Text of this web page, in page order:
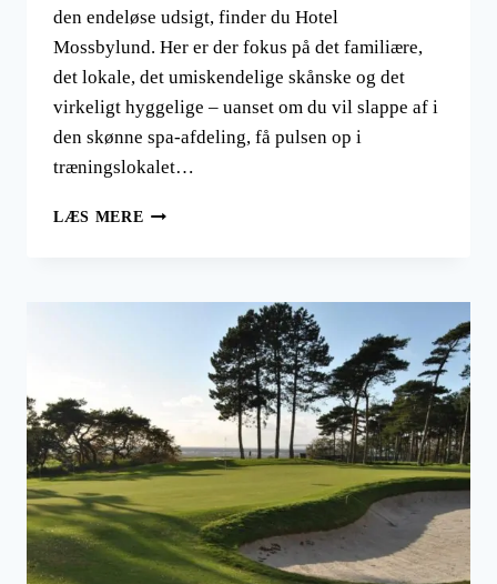
den endeløse udsigt, finder du Hotel
Mossbylund. Her er der fokus på det familiære,
det lokale, det umiskendelige skånske og det
virkeligt hyggelige – uanset om du vil slappe af i
den skønne spa-afdeling, få pulsen op i
træningslokalet…
LÆS MERE HOTELL
–
MINUTTER
BROEN